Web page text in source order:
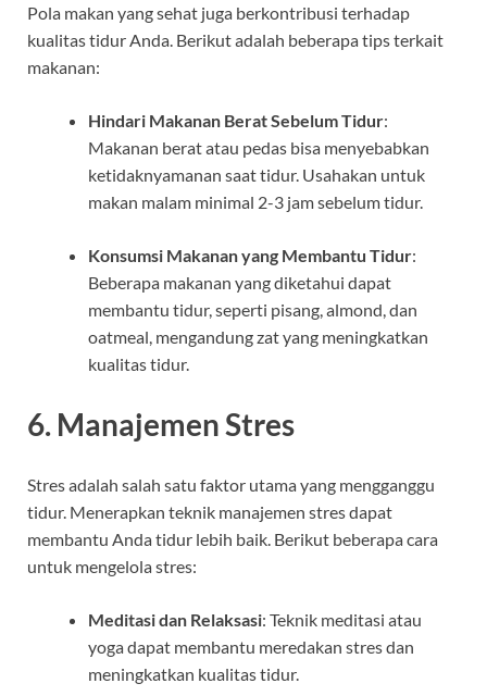
Pola makan yang sehat juga berkontribusi terhadap
kualitas tidur Anda. Berikut adalah beberapa tips terkait
makanan:
Hindari Makanan Berat Sebelum Tidur:
Makanan berat atau pedas bisa menyebabkan
ketidaknyamanan saat tidur. Usahakan untuk
makan malam minimal 2-3 jam sebelum tidur.
Konsumsi Makanan yang Membantu Tidur:
Beberapa makanan yang diketahui dapat
membantu tidur, seperti pisang, almond, dan
oatmeal, mengandung zat yang meningkatkan
kualitas tidur.
6. Manajemen Stres
Stres adalah salah satu faktor utama yang mengganggu
tidur. Menerapkan teknik manajemen stres dapat
membantu Anda tidur lebih baik. Berikut beberapa cara
untuk mengelola stres:
Meditasi dan Relaksasi: Teknik meditasi atau
yoga dapat membantu meredakan stres dan
meningkatkan kualitas tidur.